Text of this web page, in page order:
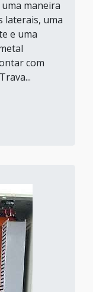
maneira
laterais, uma
e uma
com